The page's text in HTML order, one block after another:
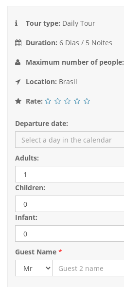
Tour type: Daily Tour
Duration: 6 Dias / 5 Noites
Maximum number of people:
Location: Brasil
Rate:
Departure date:
Adults:
Children:
Infant:
Guest Name *